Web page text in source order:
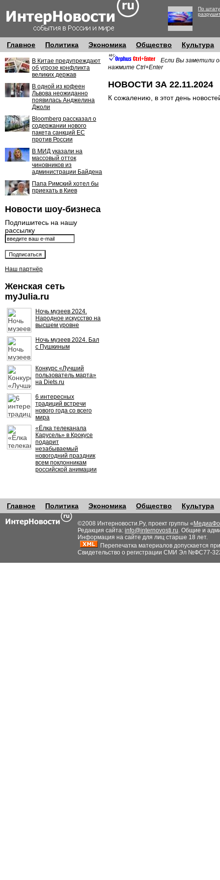
По
Главное Политика Экономика Общество Культура
В Китае предупреждают
об угрозе конфликта
великих держав
В одной из кофеен
Львова неожиданно
появилась Анджелина
Джоли
Bloomberg рассказал о
содержании нового
пакета санкций ЕС
против России
В МИД указали на
массовый отток
чиновников из
администрации Байдена
Папа Римский хотел бы
приехать в Киев
Новости шоу-бизнеса
Подпишитесь на нашу
рассылку
Наш партнёр
Женская сеть
myJulia.ru
Ночь музеев 2024.
Народное искусство на
высшем уровне
Ночь музеев 2024. Бал
с Пушкиным
Конкурс «Лучший
пользователь марта»
на Diets.ru
6 интересных
традиций встречи
нового года со всего
мира
«Ёлка телеканала
Карусель» в Крокусе
подарит
незабываемый
новогодний праздник
всем поклонникам
российской анимации
Если Вы заметили
нажмите Ctrl+Enter
НОВОСТИ ЗА 22.11.2024
К сожалению, в этот день
Главное Политика Экономика Общество Культура
©2008 Интерновости.Ру, проект группы «
Редакция сайта: info@internovosti.ru. Общие и
Информация на сайте для лиц старше 18 лет.
Перепечатка материалов допускается
Свидетельство о регистрации СМИ Эл №ФС77-